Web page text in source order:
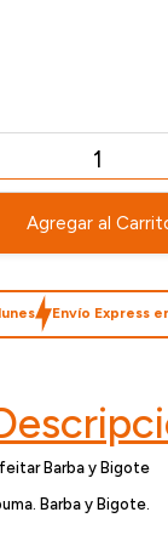
Agregar al
Envío Express
Barba y Bigote
Barba y Bigote.